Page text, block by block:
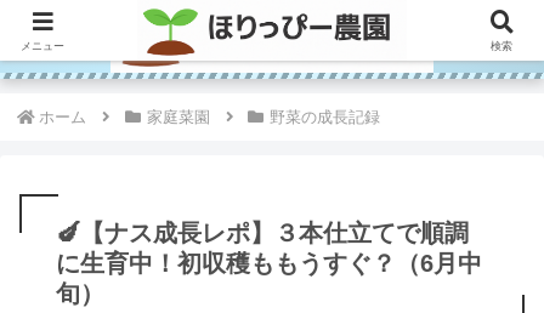
ホーム 家庭菜園 野菜の成長記録
🍆【ナス成長レポ】３本仕立てで順調
に生育中！初収穫ももうすぐ？（6月中
旬）
メニュー 検索